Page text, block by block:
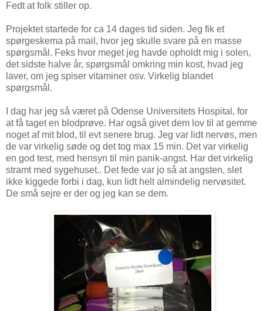
Fedt at folk stiller op.
Projektet startede for ca 14 dages tid siden. Jeg fik et
spørgeskema på mail, hvor jeg skulle svare på en masse
spørgsmål. Feks hvor meget jeg havde opholdt mig i solen,
det sidste halve år, spørgsmål omkring min kost, hvad jeg
laver, om jeg spiser vitaminer osv. Virkelig blandet
spørgsmål.
I dag har jeg så været på Odense Universitets Hospital, for
at få taget en blodprøve. Har også givet dem lov til at gemme
noget af mit blod, til evt senere brug. Jeg var lidt nervøs, men
de var virkelig søde og det tog max 15 min. Det var virkelig
en god test, med hensyn til min panik-angst. Har det virkelig
stramt med sygehuset.. Det fede var jo så at angsten, slet
ikke kiggede forbi i dag, kun lidt helt almindelig nervøsitet.
De små sejre er der og jeg kan se dem.